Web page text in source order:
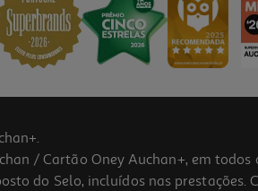
/ Cartão Oney Auchan+, em
do Selo, incluídos nas prestações.